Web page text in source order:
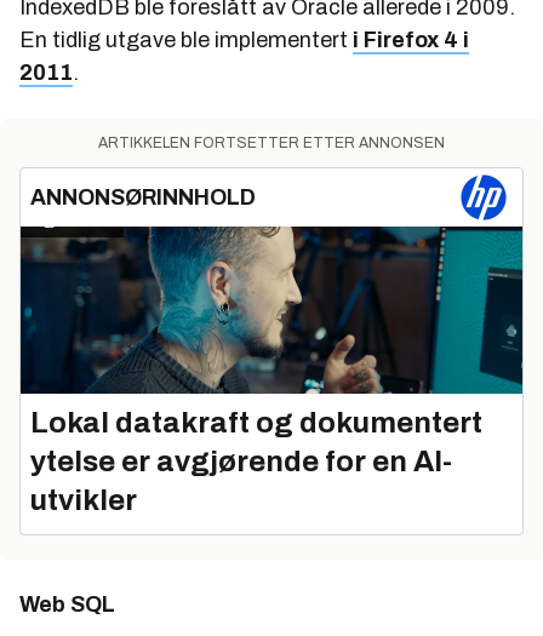
IndexedDB ble foreslått av Oracle allerede i 2009.
En tidlig utgave ble implementert i Firefox 4 i
2011.
ARTIKKELEN FORTSETTER ETTER ANNONSEN
ANNONSØRINNHOLD
Lokal datakraft og dokumentert
ytelse er avgjørende for en AI-
utvikler
Web SQL